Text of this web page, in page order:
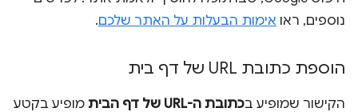
נוספים, ראו אימות הבעלות על האתר שלכם.
הוספת כתובת URL של דף בית
הקישור שמופיע בכתובת ה-URL של דף הבית
מופיע בקטע